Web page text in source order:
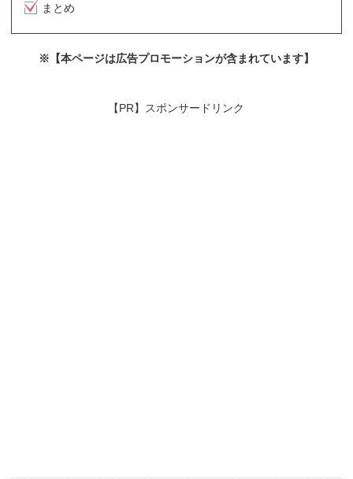
まとめ
※【本ページは広告プロモーションが含まれています】
【PR】スポンサードリンク